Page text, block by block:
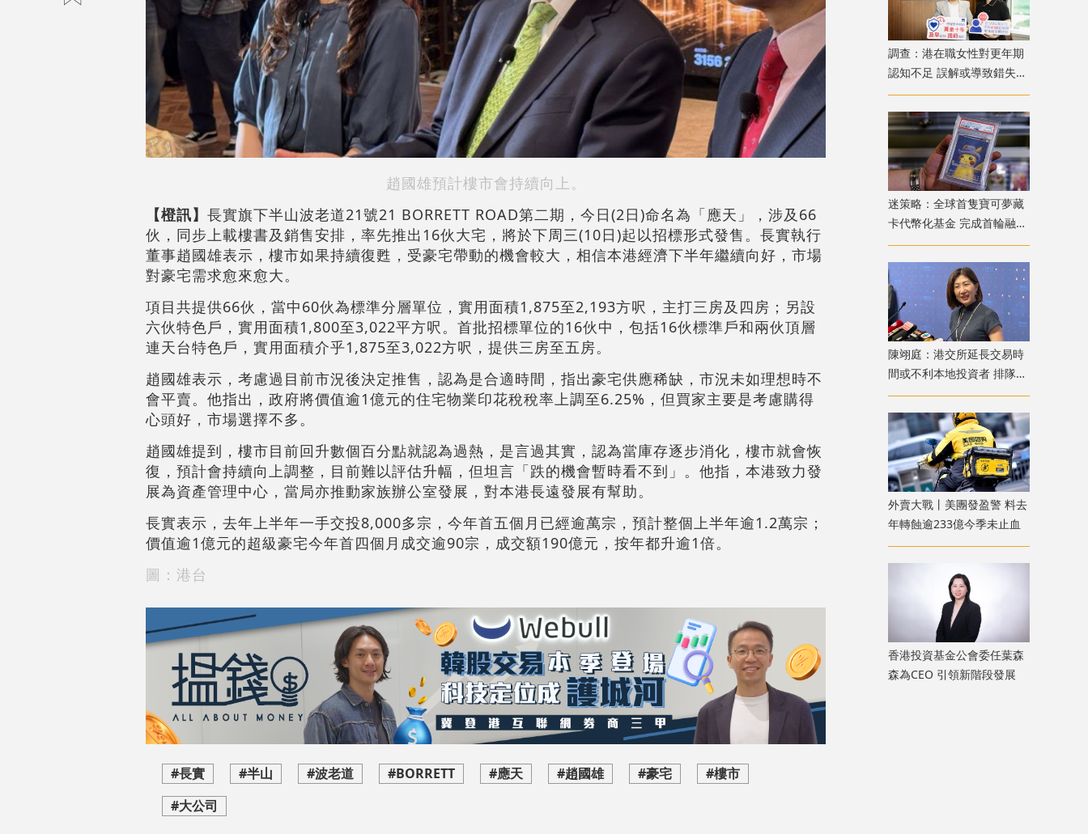
趙國雄預計樓市會持續向上。
【橙訊】 長實旗下半山波老道21號21 BORRETT ROAD第二期，今日(2日)命名為「應天」，涉及66
伙，同步上載樓書及銷售安排，率先推出16伙大宅，將於下周三(10日)起以招標形式發售。長實執行
董事趙國雄表示，樓市如果持續復甦，受豪宅帶動的機會較大，相信本港經濟下半年繼續向好，市場
對豪宅需求愈來愈大。
項目共提供66伙，當中60伙為標準分層單位，實用面積1,875至2,193方呎，主打三房及四房；另設
六伙特色戶，實用面積1,800至3,022平方呎。首批招標單位的16伙中，包括16伙標準戶和兩伙頂層
連天台特色戶，實用面積介乎1,875至3,022方呎，提供三房至五房。
趙國雄表示，考慮過目前市況後決定推售，認為是合適時間，指出豪宅供應稀缺，市況未如理想時不
會平賣。他指出，政府將價值逾1億元的住宅物業印花稅稅率上調至6.25%，但買家主要是考慮購得
心頭好，市場選擇不多。
趙國雄提到，樓市目前回升數個百分點就認為過熱，是言過其實，認為當庫存逐步消化，樓市就會恢
復，預計會持續向上調整，目前難以評估升幅，但坦言「跌的機會暫時看不到」。他指，本港致力發
展為資產管理中心，當局亦推動家族辦公室發展，對本港長遠發展有幫助。
長實表示，去年上半年一手交投8,000多宗，今年首五個月已經逾萬宗，預計整個上半年逾1.2萬宗；
價值逾1億元的超級豪宅今年首四個月成交逾90宗，成交額190億元，按年都升逾1倍。
圖：港台
#長實 #半山 #波老道 #BORRETT #應天 #趙國雄 #豪宅
#樓市
#大公司
調查：港在職女性對更年期
認知不足 誤解或導致錯失
「黃金預防期」
迷策略：全球首隻寶可夢藏
卡代幣化基金 完成首輪融資
兼獲超購
陳翊庭：港交所延長交易時
間或不利本地投資者 排隊上
市公司數量創新高
外賣大戰丨美團發盈警 料去
年轉蝕逾233億今季未止血
香港投資基金公會委任葉森
森為CEO 引領新階段發展